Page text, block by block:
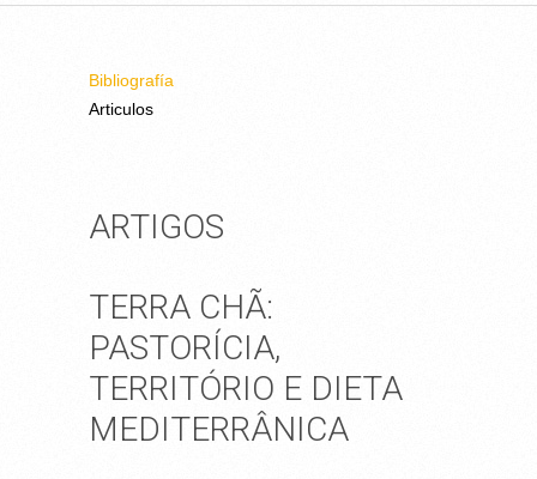
Bibliografía
Articulos
ARTIGOS
TERRA CHÃ:
PASTORÍCIA,
TERRITÓRIO E DIETA
MEDITERRÂNICA